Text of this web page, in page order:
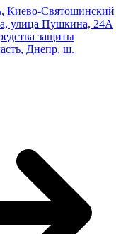
Киево-Святошинский
улица Пушкина, 24А
защиты
Днепр, ш.